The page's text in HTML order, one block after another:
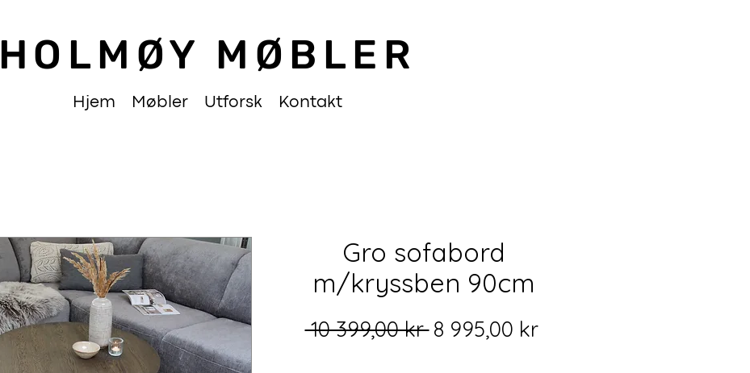
HOLMØY MØBLER
Hjem Møbler Utforsk Kontakt
Gro sofabord
m/kryssben 90cm
10 399,00 kr Vanlig
8 995,00 krSalgspris